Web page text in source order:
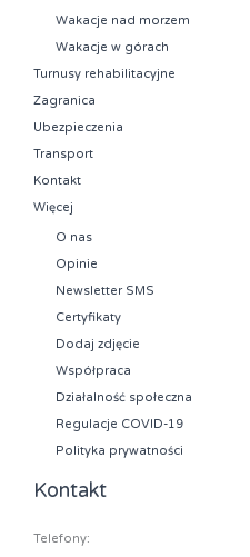
Wakacje nad morzem
Wakacje w górach
Turnusy rehabilitacyjne
Zagranica
Ubezpieczenia
Transport
Kontakt
Więcej
O nas
Opinie
Newsletter SMS
Certyfikaty
Dodaj zdjęcie
Współpraca
Działalność społeczna
Regulacje COVID-19
Polityka prywatności
Kontakt
Telefony: